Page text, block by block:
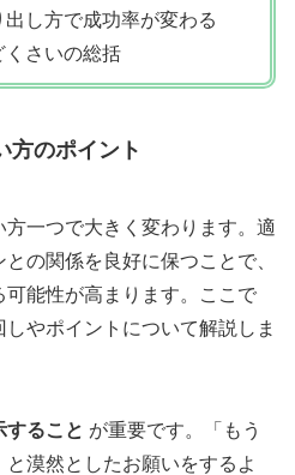
出し方で成功率が変わる
くさいの総括
方のポイント
一つで大きく変わります。適
の関係を良好に保つことで、
能性が高まります。ここで
やポイントについて解説しま
すること が重要です。「もう
漠然としたお願いをするよ